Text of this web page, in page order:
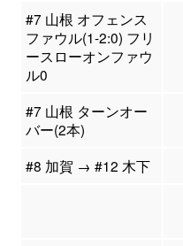
#7 山根 オフェンス
ファウル(1-2:0) フリ
ースローオンファウ
ル0
#7 山根 ターンオー
バー(2本)
#8 加賀 → #12 木下